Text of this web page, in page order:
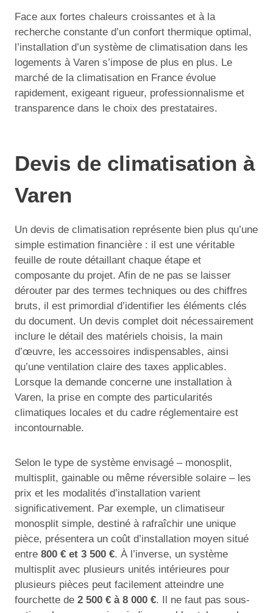
Face aux fortes chaleurs croissantes et à la
recherche constante d’un confort thermique optimal,
l’installation d’un système de climatisation dans les
logements à Varen s’impose de plus en plus. Le
marché de la climatisation en France évolue
rapidement, exigeant rigueur, professionnalisme et
transparence dans le choix des prestataires.
Devis de climatisation à
Varen
Un devis de climatisation représente bien plus qu’une
simple estimation financière : il est une véritable
feuille de route détaillant chaque étape et
composante du projet. Afin de ne pas se laisser
dérouter par des termes techniques ou des chiffres
bruts, il est primordial d’identifier les éléments clés
du document. Un devis complet doit nécessairement
inclure le détail des matériels choisis, la main
d’œuvre, les accessoires indispensables, ainsi
qu’une ventilation claire des taxes applicables.
Lorsque la demande concerne une installation à
Varen, la prise en compte des particularités
climatiques locales et du cadre réglementaire est
incontournable.
Selon le type de système envisagé – monosplit,
multisplit, gainable ou même réversible solaire – les
prix et les modalités d’installation varient
significativement. Par exemple, un climatiseur
monosplit simple, destiné à rafraîchir une unique
pièce, présentera un coût d’installation moyen situé
entre 800 € et 3 500 €. À l’inverse, un système
multisplit avec plusieurs unités intérieures pour
plusieurs pièces peut facilement atteindre une
fourchette de 2 500 € à 8 000 €. Il ne faut pas sous-